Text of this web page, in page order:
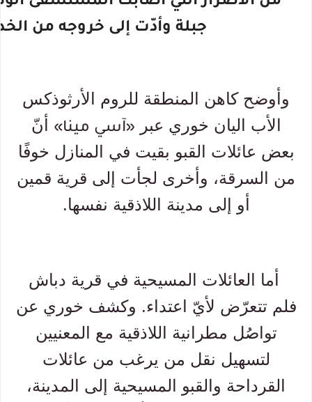
جبلة وأدّت إلى خروجه من
وأوضح كاهن المنطقة للروم الأرثوذكس
الأب اليان خوري عبر «آسي مينا»
أنّ
بعض عائلات القبو بقيت في المنازل خوفًا
من السرقة، وأخرى لجأت إلى قرية قمين
أو إلى مدينة اللاذقية نفسها.
أما العائلات المسيحية في قرية دباش
فلم تتعرّض لأيّ اعتداء. وكشف خوري عن
تواصُل مطرانية اللاذقية مع المعنيين
لتسهيل نقل من يرغب من عائلات
القرداحة والقبو المسيحية إلى المدينة،